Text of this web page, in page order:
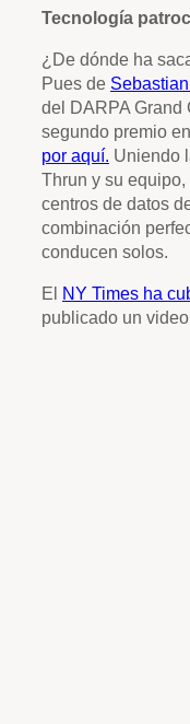
Tecnología
¿De dónde ha
Pues de
del DARPA Grand
segundo premio
por aquí. Uniendo
Thrun y su
centros de datos
combinación
conducen solos.
El NY Times ha
publicado un